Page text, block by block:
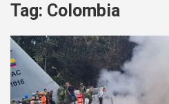
Tag: Colombia